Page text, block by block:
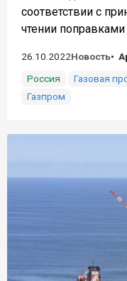
соответствии с
чтении
26.10.2022Новость
Россия
Газовая
Газпром